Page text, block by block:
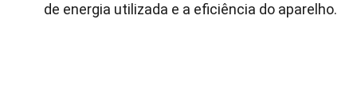
de energia utilizada e a eficiência do aparelho.